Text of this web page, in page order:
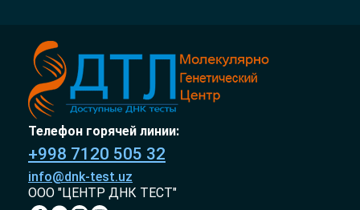
Телефон горячей линии:
+998 7120 505 32
info@dnk-test.uz
ООО "ЦЕНТР ДНК ТЕСТ"